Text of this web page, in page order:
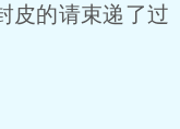
皮的请束递了过